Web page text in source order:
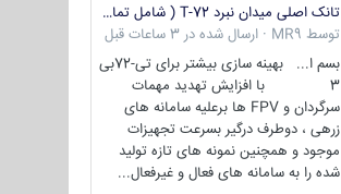
تانک اصلی میدان نبرد T-72 ( شامل تمامی گونه ها )
توسط MR9
· ارسال شده در 3 ساعات قبل
بسم ا... بهینه سازی بیشتر برای تی-72بی
3 با افزایش تهدید مهمات
سرگردان و FPV ها برعلیه سامانه های
زرهی ، دوطرف درگیر بسرعت تجهیزات
موجود و همچنین نمونه های تازه تولید
شده را به سامانه های فعال و غیرفعال...